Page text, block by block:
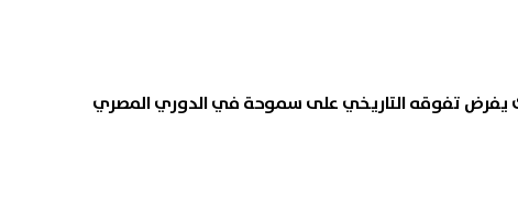
يفرض تفوقه التاريخي على سموحة في الدوري المصري